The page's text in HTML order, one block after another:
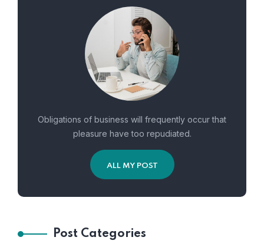
Obligations of business will frequently occur that
pleasure have too repudiated.
ALL MY POST
Post Categories